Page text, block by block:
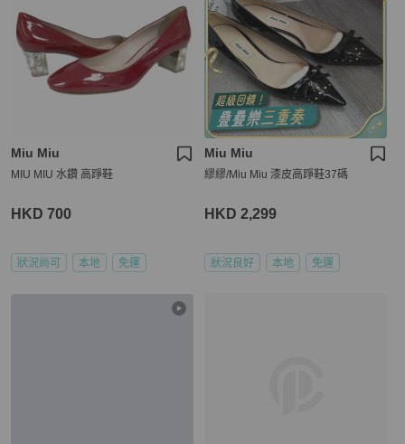
Miu Miu
MIU MIU 水鑽 高踭鞋
HKD 700
狀況尚可 本地 免運
Miu Miu
繆繆/Miu Miu 漆皮高踭鞋37碼
HKD 2,299
狀況良好 本地 免運